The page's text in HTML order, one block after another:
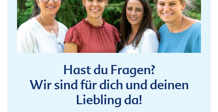
Hast du Fragen?
Wir sind für dich und deinen
Liebling da!